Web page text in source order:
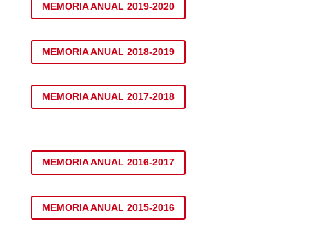
MEMORIA ANUAL 2019-2020
MEMORIA ANUAL 2018-2019
MEMORIA ANUAL 2017-2018
MEMORIA ANUAL 2016-2017
MEMORIA ANUAL 2015-2016